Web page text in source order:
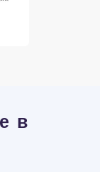
в